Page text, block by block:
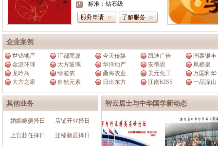
标准：钻石级
企业案例
世锦地产 汇都商厦 今天传媒 凯迪广告
国泰银丰
金源环球
大方玻璃 华洋地产 安蒂思
凤栖皇
龙吟岛
绿波依 桑海农业 美元化工
万国利华
大方之家
自然元素 日出东方 江南KISS 一品深山
其他业务
婚姻嫁娶择日 店铺开业择日
上官赴任择日 迁移新居择日
智云居士与中华国学新动态